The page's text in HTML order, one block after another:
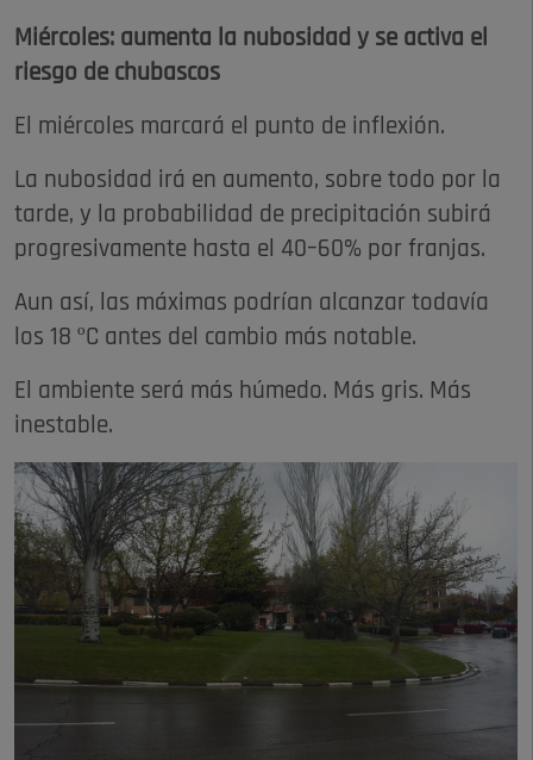
Miércoles: aumenta la nubosidad y se activa el
riesgo de chubascos
El miércoles marcará el punto de inflexión.
La nubosidad irá en aumento, sobre todo por la
tarde, y la probabilidad de precipitación subirá
progresivamente hasta el 40–60% por franjas.
Aun así, las máximas podrían alcanzar todavía
los 18 ºC antes del cambio más notable.
El ambiente será más húmedo. Más gris. Más
inestable.